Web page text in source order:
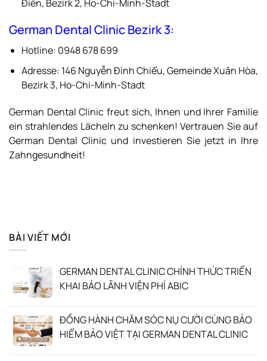
Điền, Bezirk 2, Ho-Chi-Minh-Stadt
German Dental Clinic Bezirk 3:
Hotline: 0948 678 699
Adresse: 146 Nguyễn Đình Chiểu, Gemeinde Xuân Hòa,
Bezirk 3, Ho-Chi-Minh-Stadt
German Dental Clinic freut sich, Ihnen und Ihrer Familie
ein strahlendes Lächeln zu schenken! Vertrauen Sie auf
German Dental Clinic und investieren Sie jetzt in Ihre
Zahngesundheit!
BÀI VIẾT MỚI
GERMAN DENTAL CLINIC CHÍNH THỨC TRIỂN
KHAI BẢO LÃNH VIỆN PHÍ ABIC
ĐỒNG HÀNH CHĂM SÓC NỤ CƯỜI CÙNG BẢO
HIỂM BẢO VIỆT TẠI GERMAN DENTAL CLINIC